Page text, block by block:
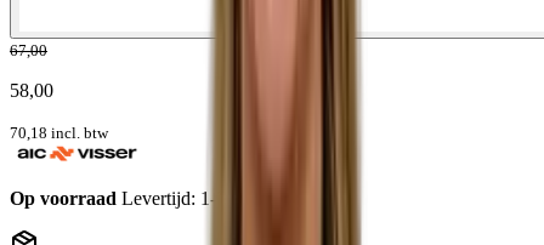
67,00
58,00
70,18 incl. btw
Op voorraad Levertijd: 1-2 werkdagen